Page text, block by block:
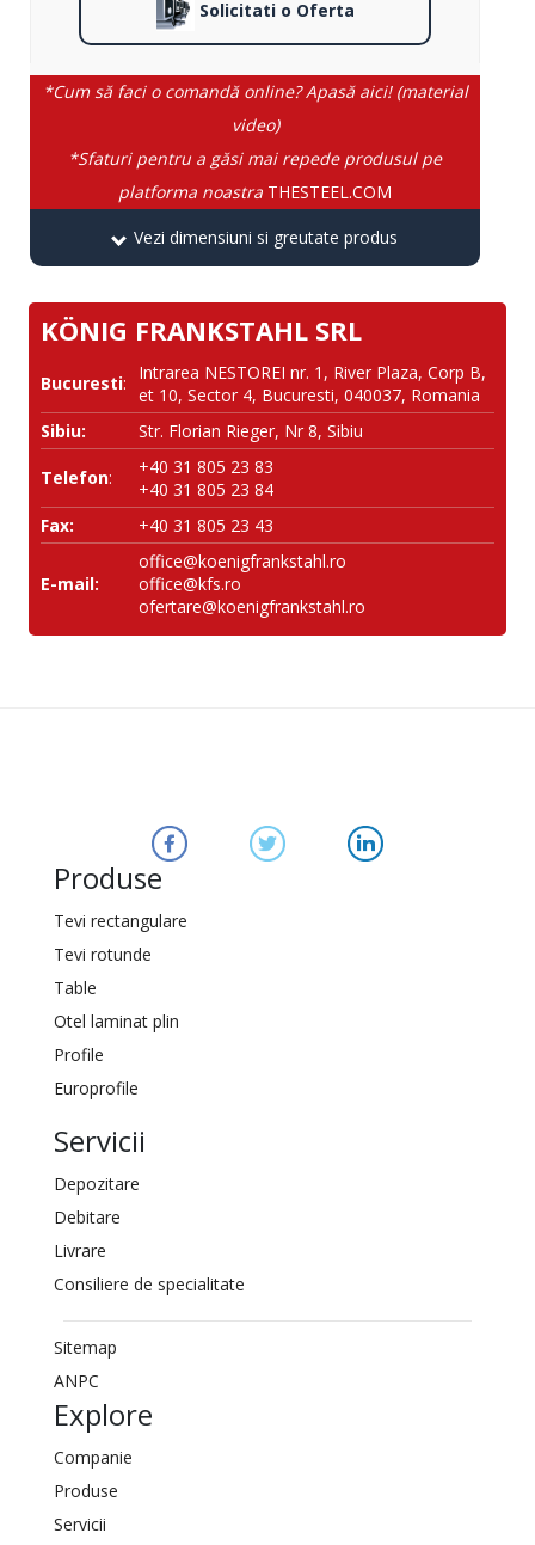
Solicitati o Oferta
*Cum să faci o comandă online? Apasă aici! (material
video)
*Sfaturi pentru a găsi mai repede produsul pe
platforma noastra THESTEEL.COM
Vezi dimensiuni si greutate produs
KÖNIG FRANKSTAHL SRL
Bucuresti:
Intrarea NESTOREI nr. 1, River Plaza, Corp B,
et 10, Sector 4, Bucuresti, 040037, Romania
Sibiu:
Str. Florian Rieger, Nr 8, Sibiu
Telefon:
+40 31 805 23 83
+40 31 805 23 84
Fax:
+40 31 805 23 43
E-mail:
office@koenigfrankstahl.ro
office@kfs.ro
ofertare@koenigfrankstahl.ro
Produse
Tevi rectangulare
Tevi rotunde
Table
Otel laminat plin
Profile
Europrofile
Servicii
Depozitare
Debitare
Livrare
Consiliere de specialitate
Sitemap
ANPC
Explore
Companie
Produse
Servicii